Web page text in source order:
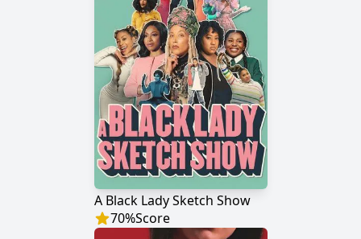
A Black Lady Sketch Show
70%Score